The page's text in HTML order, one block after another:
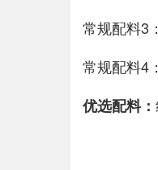
常规配料3
常规配料4
优选配料：